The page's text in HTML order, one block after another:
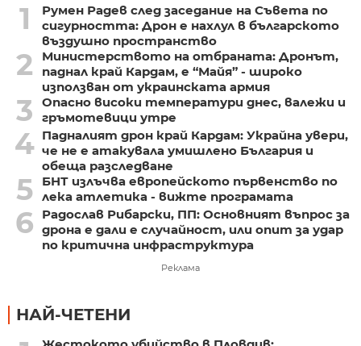
1
Румен Радев след заседание на Съвета по
сигурността: Дрон е нахлул в българското
въздушно пространство
2
Министерството на отбраната: Дронът,
паднал край Кардам, е “Майя” - широко
използван от украинската армия
3
Опасно високи температури днес, валежи и
гръмотевици утре
4 Падналият дрон край Кардам: Украйна увери,
че не е атакувала умишлено България и
обеща разследване
5
БНТ излъчва европейското първенство по
лека атлетика - вижте програмата
6
Радослав Рибарски, ПП: Основният въпрос за
дрона е дали е случайност, или опит за удар
по критична инфраструктура
Реклама
НАЙ-ЧЕТЕНИ